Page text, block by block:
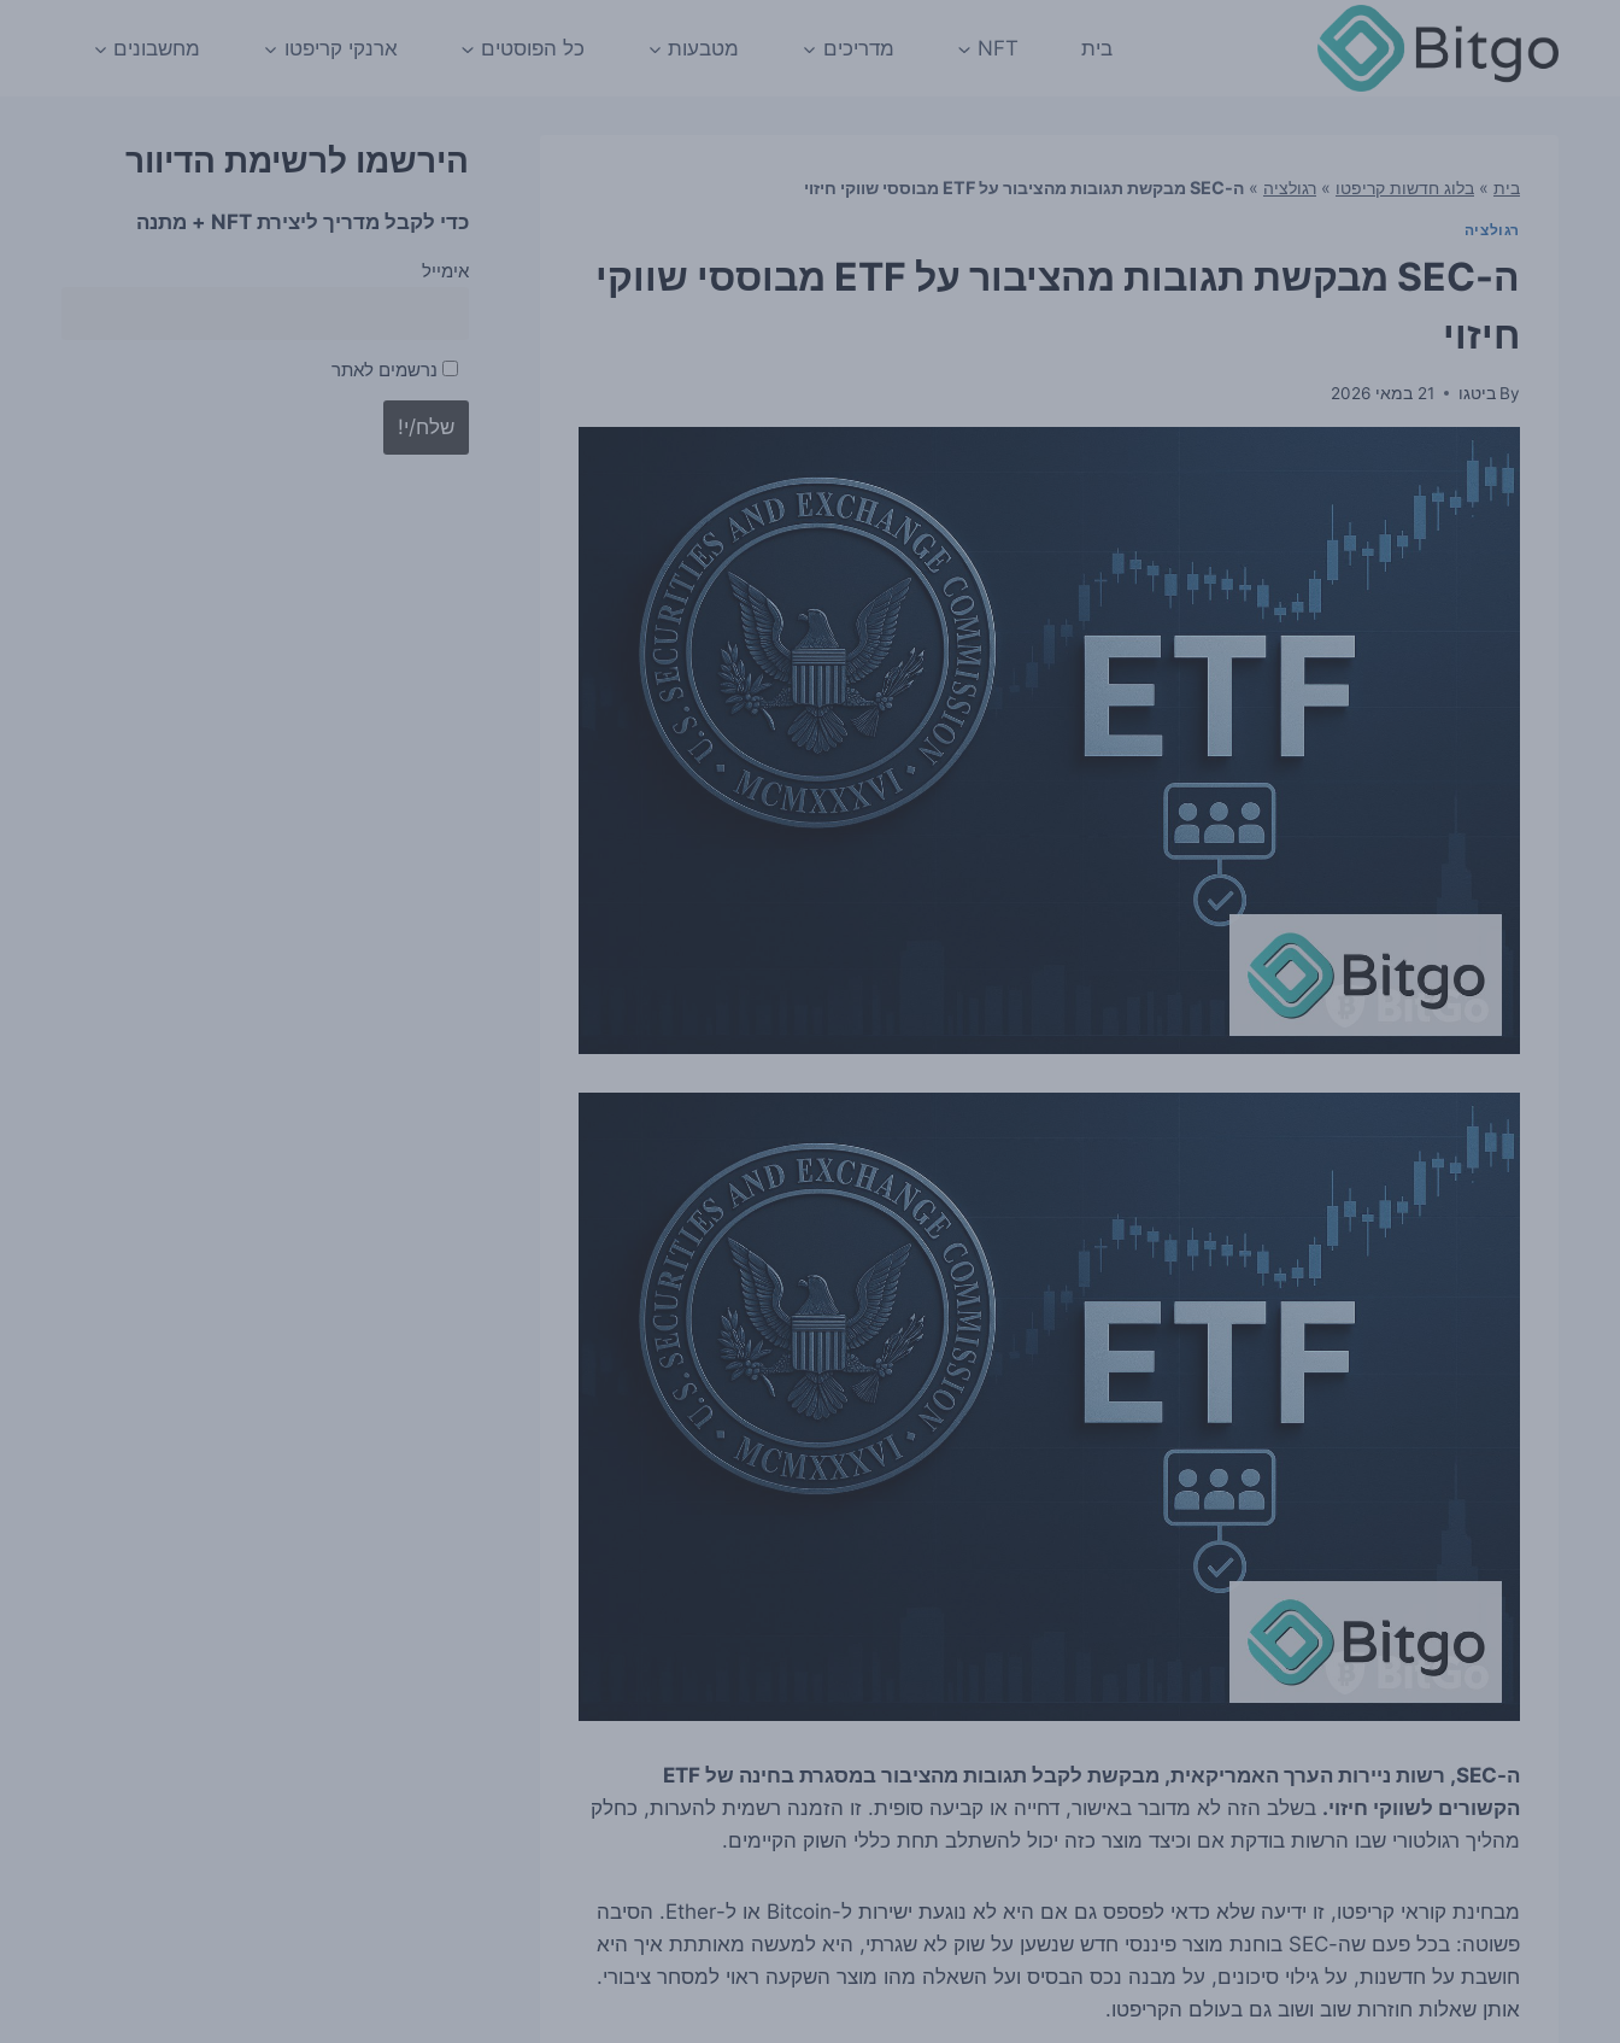
בית NFT מדריכים מטבעות כל הפוסטים ארנקי קריפטו מחשבונים
בית » בלוג חדשות קריפטו »רגולציה »ה-SEC מבקשת תגובות מהציבור על ETF מבוססי שווקי חיזוי
רגולציה
ה-SEC מבקשת תגובות מהציבור על ETF מבוססי שווקי
חיזוי
By ביטגו 21 במאי 2026
ה-SEC, רשות ניירות הערך האמריקאית, מבקשת לקבל תגובות מהציבור במסגרת בחינה של ETF
הקשורים לשווקי חיזוי. בשלב הזה לא מדובר באישור, דחייה או קביעה סופית. זו הזמנה רשמית להערות, כחלק
מהליך רגולטורי שבו הרשות בודקת אם וכיצד מוצר כזה יכול להשתלב תחת כללי השוק הקיימים.
מבחינת קוראי קריפטו, זו ידיעה שלא כדאי לפספס גם אם היא לא נוגעת ישירות ל-Bitcoin או ל-Ether. הסיבה
פשוטה: בכל פעם שה-SEC בוחנת מוצר פיננסי חדש שנשען על שוק לא שגרתי, היא למעשה מאותתת איך היא
חושבת על חדשנות, על גילוי סיכונים, על מבנה נכס הבסיס ועל השאלה מהו מוצר השקעה ראוי למסחר ציבורי.
אותן שאלות חוזרות שוב ושוב גם בעולם הקריפטו.
הירשמו לרשימת הדיוור
כדי לקבל מדריך ליצירת NFT + מתנה
אימייל
נרשמים לאתר